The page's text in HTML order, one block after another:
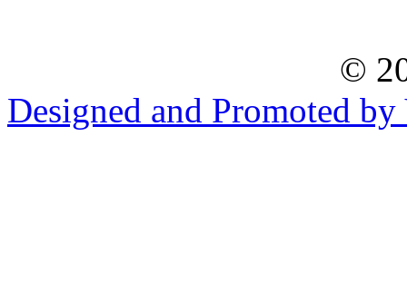
©
Designed and Promoted